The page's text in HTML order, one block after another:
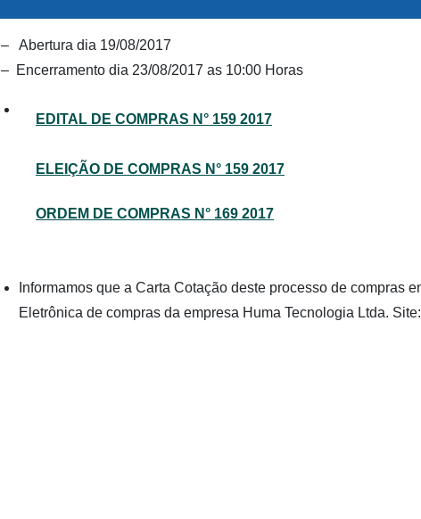
– Abertura dia 19/08/2017
– Encerramento dia 23/08/2017 as 10:00 Horas
EDITAL DE COMPRAS N° 159 2017
ELEIÇÃO DE COMPRAS N° 159 2017
ORDEM DE COMPRAS N° 169 2017
Informamos que a Carta Cotação deste processo de compras
Eletrônica de compras da empresa Huma Tecnologia Ltda.